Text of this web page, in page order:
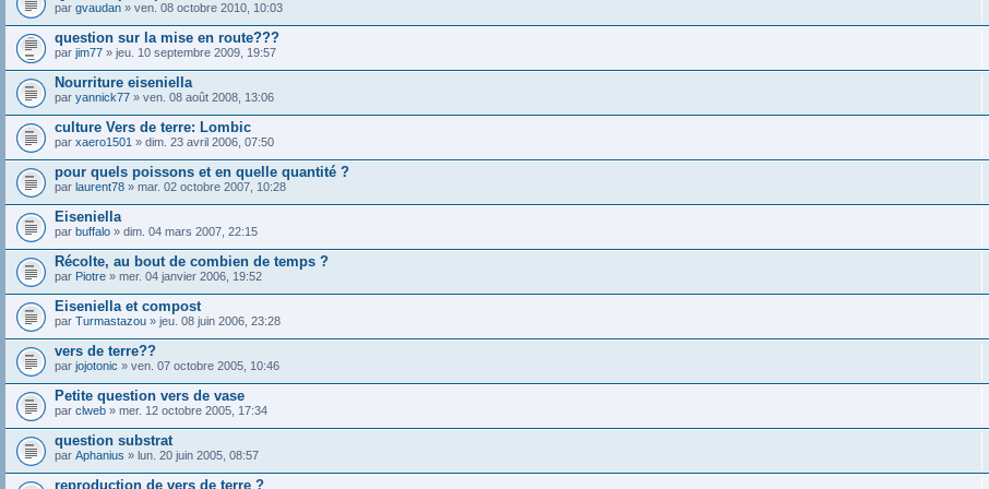
par gvaudan » ven. 08 octobre 2010, 10:03
question sur la mise en route???
par jim77 » jeu. 10 septembre 2009, 19:57
Nourriture eiseniella
par yannick77 » ven. 08 août 2008, 13:06
culture Vers de terre: Lombic
par xaero1501 » dim. 23 avril 2006, 07:50
pour quels poissons et en quelle quantité ?
par laurent78 » mar. 02 octobre 2007, 10:28
Eiseniella
par buffalo » dim. 04 mars 2007, 22:15
Récolte, au bout de combien de temps ?
par Piotre » mer. 04 janvier 2006, 19:52
Eiseniella et compost
par Turmastazou » jeu. 08 juin 2006, 23:28
vers de terre??
par jojotonic » ven. 07 octobre 2005, 10:46
Petite question vers de vase
par clweb » mer. 12 octobre 2005, 17:34
question substrat
par Aphanius » lun. 20 juin 2005, 08:57
reproduction de vers de terre ?